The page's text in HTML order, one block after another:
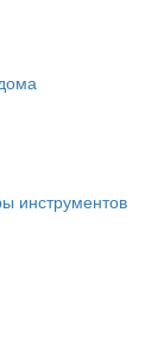
инструментов